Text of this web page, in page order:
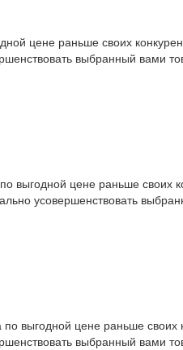
цене раньше своих
выбранный вами
выгодной цене раньше
усовершенствовать
выгодной цене раньше
выбранный вами